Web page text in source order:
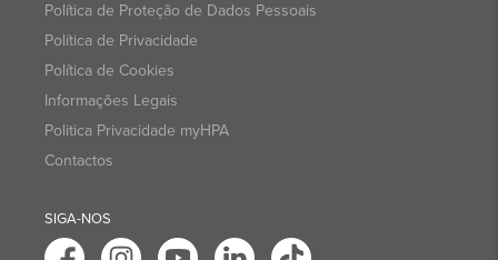
Política de Proteção de Dados Pessoais
Política de Privacidade
Política de Cookies
Informações Legais
Politica Privacidade myHPA
Contactos
SIGA-NOS